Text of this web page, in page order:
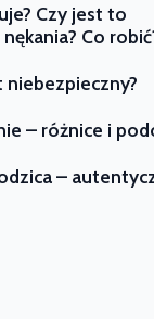
Czy jest to
Co
niebezpieczny?
– różnice i
–